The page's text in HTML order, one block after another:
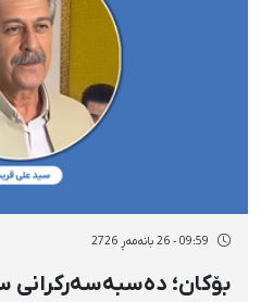
09:59 - 26 بانەمەڕ 2726
بۆکان؛